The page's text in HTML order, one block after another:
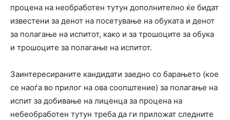
процена на необработен тутун дополнително ќе бидат
известени за денот на посетување на обуката и денот
за полагање на испитот, како и за трошоците за обука
и трошоците за полагање на испитот.
Заинтересираните кандидати заедно со барањето (кое
се наоѓа во прилог на ова соопштение) за полагање на
испит за добивање на лиценца за процена на
небеобработен тутун треба да ги приложат следните